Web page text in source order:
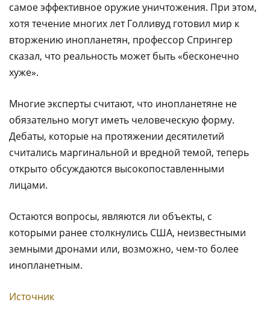
самое эффективное оружие уничтожения. При этом,
хотя течение многих лет Голливуд готовил мир к
вторжению инопланетян, профессор Спрингер
сказал, что реальность может быть «бесконечно
хуже».
Многие эксперты считают, что инопланетяне не
обязательно могут иметь человеческую форму.
Дебаты, которые на протяжении десятилетий
считались маргинальной и вредной темой, теперь
открыто обсуждаются высокопоставленными
лицами.
Остаются вопросы, являются ли объекты, с
которыми ранее столкнулись США, неизвестными
земными дронами или, возможно, чем-то более
инопланетным.
Источник